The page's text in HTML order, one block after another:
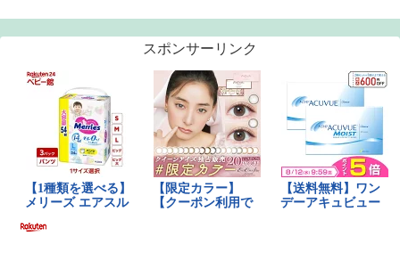
スポンサーリンク